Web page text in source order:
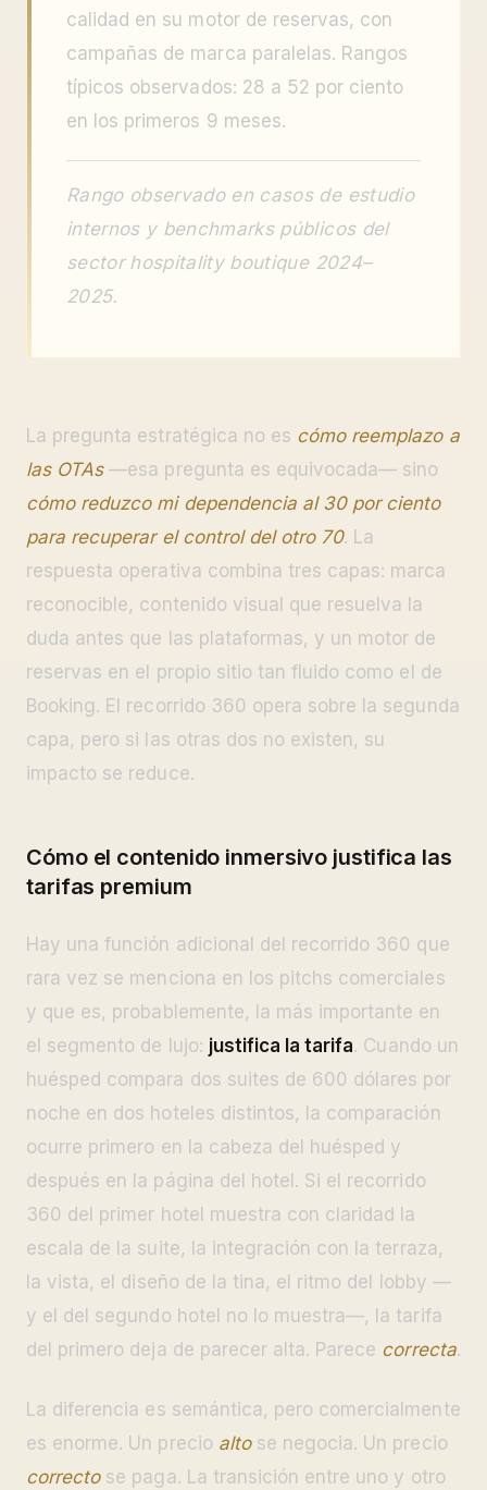
calidad en su motor de reservas, con
campañas de marca paralelas. Rangos
típicos observados: 28 a 52 por ciento
en los primeros 9 meses.
Rango observado en casos de estudio
internos y benchmarks públicos del
sector hospitality boutique 2024–
2025.
La pregunta estratégica no es cómo reemplazo a
las OTAs—esa pregunta es equivocada— sino
cómo reduzco mi dependencia al 30 por ciento
para recuperar el control del otro 70. La
respuesta operativa combina tres capas: marca
reconocible, contenido visual que resuelva la
duda antes que las plataformas, y un motor de
reservas en el propio sitio tan fluido como el de
Booking. El recorrido 360 opera sobre la segunda
capa, pero si las otras dos no existen, su
impacto se reduce.
Cómo el contenido inmersivo justifica las
tarifas premium
Hay una función adicional del recorrido 360 que
rara vez se menciona en los pitchs comerciales
y que es, probablemente, la más importante en
el segmento de lujo: justifica la tarifa. Cuando un
huésped compara dos suites de 600 dólares por
noche en dos hoteles distintos, la comparación
ocurre primero en la cabeza del huésped y
después en la página del hotel. Si el recorrido
360 del primer hotel muestra con claridad la
escala de la suite, la integración con la terraza,
la vista, el diseño de la tina, el ritmo del lobby —
y el del segundo hotel no lo muestra—, la tarifa
del primero deja de parecer alta. Parece correcta.
La diferencia es semántica, pero comercialmente
es enorme. Un precio altose negocia. Un precio
correctose paga. La transición entre uno y otro